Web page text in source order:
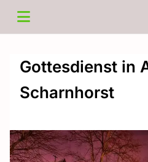
Gottesdienst in
Scharnhorst